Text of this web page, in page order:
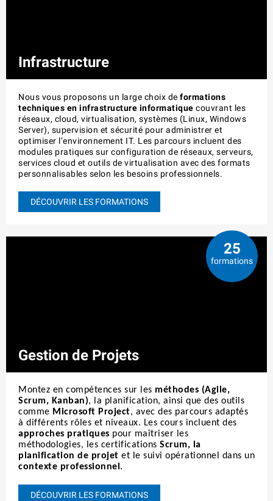
Infrastructure
Nous vous proposons un large choix de formations
techniques en infrastructure informatique couvrant les
réseaux, cloud, virtualisation, systèmes (Linux, Windows
Server), supervision et sécurité pour administrer et
optimiser l’environnement IT. Les parcours incluent des
modules pratiques sur configuration de réseaux, serveurs,
services cloud et outils de virtualisation avec des formats
personnalisables selon les besoins professionnels.
DÉCOUVRIR LES FORMATIONS
25
formations
Gestion de Projets
Montez en compétences sur les méthodes (Agile,
Scrum, Kanban), la planification, ainsi que des outils
comme Microsoft Project, avec des parcours adaptés
à différents rôles et niveaux. Les cours incluent des
approches pratiques pour maîtriser les
méthodologies, les certifications Scrum, la
planification de projet et le suivi opérationnel dans un
contexte professionnel .
DÉCOUVRIR LES FORMATIONS